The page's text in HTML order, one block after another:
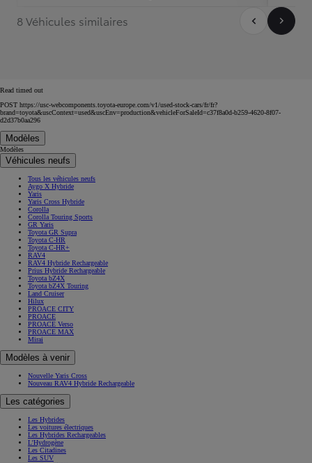
8 Véhicules similaires
Read timed out
POST https://usc-webcomponents.toyota-europe.com/v1/used-stock-cars/fr/fr?
brand=toyota&uscContext=used&uscEnv=production&vehicleForSaleId=c37f8a0d-b259-4620-8f07-
d2d37b0aa296
Modèles
Modèles
Véhicules neufs
Tous les véhicules neufs
Aygo X Hybride
Yaris
Yaris Cross Hybride
Corolla
Corolla Touring Sports
GR Yaris
Toyota GR Supra
Toyota C-HR
Toyota C-HR+
RAV4
RAV4 Hybride Rechargeable
Prius Hybride Rechargeable
Toyota bZ4X
Toyota bZ4X Touring
Land Cruiser
Hilux
PROACE CITY
PROACE
PROACE Verso
PROACE MAX
Mirai
Modèles à venir
Nouvelle Yaris Cross
Nouveau RAV4 Hybride Rechargeable
Les catégories
Les Hybrides
Les voitures électriques
Les Hybrides Rechargeables
L'Hydrogène
Les Citadines
Les SUV